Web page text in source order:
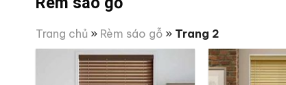
Trang chủ » Rèm sáo gỗ » Trang 2